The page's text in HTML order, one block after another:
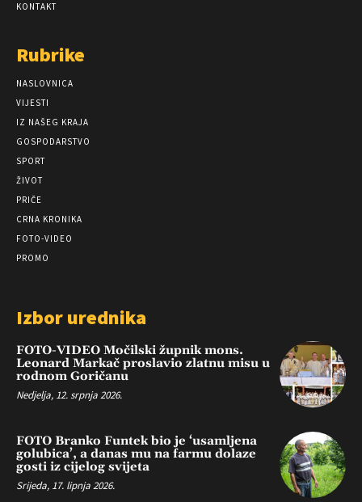
KONTAKT
Rubrike
NASLOVNICA
VIJESTI
IZ NAŠEG KRAJA
GOSPODARSTVO
SPORT
ŽIVOT
PRIČE
CRNA KRONIKA
FOTO-VIDEO
PROMO
Izbor urednika
FOTO-VIDEO Močilski župnik mons.
Leonard Markač proslavio zlatnu misu u
rodnom Goričanu
Nedjelja, 12. srpnja 2026.
FOTO Branko Funtek bio je ‘usamljena
golubica’, a danas mu na farmu dolaze
gosti iz cijelog svijeta
Srijeda, 17. lipnja 2026.